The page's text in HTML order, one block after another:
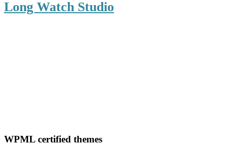
Long Watch Studio
WPML certified themes